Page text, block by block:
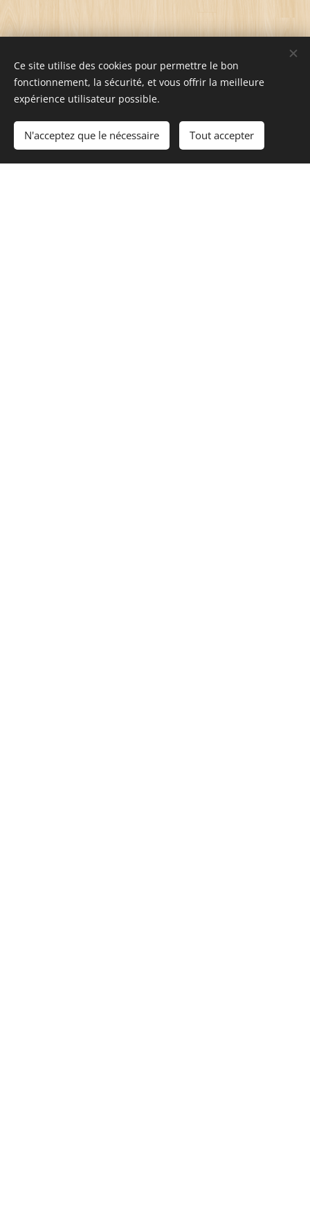
Nos partenaires
Ce site utilise des cookies pour permettre le bon
fonctionnement, la sécurité, et vous offrir la meilleure
expérience utilisateur possible.
N'acceptez que le nécessaire Tout accepter